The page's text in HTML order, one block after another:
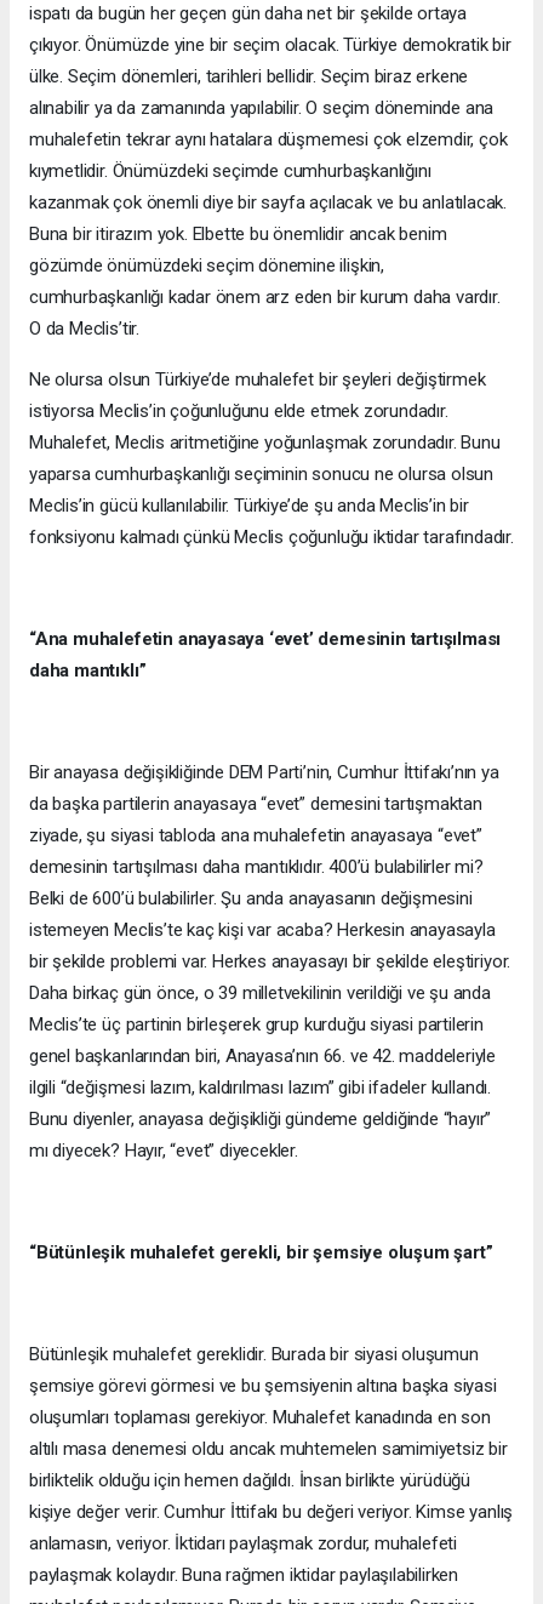
ispatı da bugün her geçen gün daha net bir şekilde ortaya
çıkıyor. Önümüzde yine bir seçim olacak. Türkiye demokratik bir
ülke. Seçim dönemleri, tarihleri bellidir. Seçim biraz erkene
alınabilir ya da zamanında yapılabilir. O seçim döneminde ana
muhalefetin tekrar aynı hatalara düşmemesi çok elzemdir, çok
kıymetlidir. Önümüzdeki seçimde cumhurbaşkanlığını
kazanmak çok önemli diye bir sayfa açılacak ve bu anlatılacak.
Buna bir itirazım yok. Elbette bu önemlidir ancak benim
gözümde önümüzdeki seçim dönemine ilişkin,
cumhurbaşkanlığı kadar önem arz eden bir kurum daha vardır.
O da Meclis’tir.
Ne olursa olsun Türkiye’de muhalefet bir şeyleri değiştirmek
istiyorsa Meclis’in çoğunluğunu elde etmek zorundadır.
Muhalefet, Meclis aritmetiğine yoğunlaşmak zorundadır. Bunu
yaparsa cumhurbaşkanlığı seçiminin sonucu ne olursa olsun
Meclis’in gücü kullanılabilir. Türkiye’de şu anda Meclis’in bir
fonksiyonu kalmadı çünkü Meclis çoğunluğu iktidar tarafındadır.
“Ana muhalefetin anayasaya ‘evet’ demesinin tartışılması
daha mantıklı”
Bir anayasa değişikliğinde DEM Parti’nin, Cumhur İttifakı’nın ya
da başka partilerin anayasaya “evet” demesini tartışmaktan
ziyade, şu siyasi tabloda ana muhalefetin anayasaya “evet”
demesinin tartışılması daha mantıklıdır. 400’ü bulabilirler mi?
Belki de 600’ü bulabilirler. Şu anda anayasanın değişmesini
istemeyen Meclis’te kaç kişi var acaba? Herkesin anayasayla
bir şekilde problemi var. Herkes anayasayı bir şekilde eleştiriyor.
Daha birkaç gün önce, o 39 milletvekilinin verildiği ve şu anda
Meclis’te üç partinin birleşerek grup kurduğu siyasi partilerin
genel başkanlarından biri, Anayasa’nın 66. ve 42. maddeleriyle
ilgili “değişmesi lazım, kaldırılması lazım” gibi ifadeler kullandı.
Bunu diyenler, anayasa değişikliği gündeme geldiğinde “hayır”
mı diyecek? Hayır, “evet” diyecekler.
“Bütünleşik muhalefet gerekli, bir şemsiye oluşum şart”
Bütünleşik muhalefet gereklidir. Burada bir siyasi oluşumun
şemsiye görevi görmesi ve bu şemsiyenin altına başka siyasi
oluşumları toplaması gerekiyor. Muhalefet kanadında en son
altılı masa denemesi oldu ancak muhtemelen samimiyetsiz bir
birliktelik olduğu için hemen dağıldı. İnsan birlikte yürüdüğü
kişiye değer verir. Cumhur İttifakı bu değeri veriyor. Kimse yanlış
anlamasın, veriyor. İktidarı paylaşmak zordur, muhalefeti
paylaşmak kolaydır. Buna rağmen iktidar paylaşılabilirken